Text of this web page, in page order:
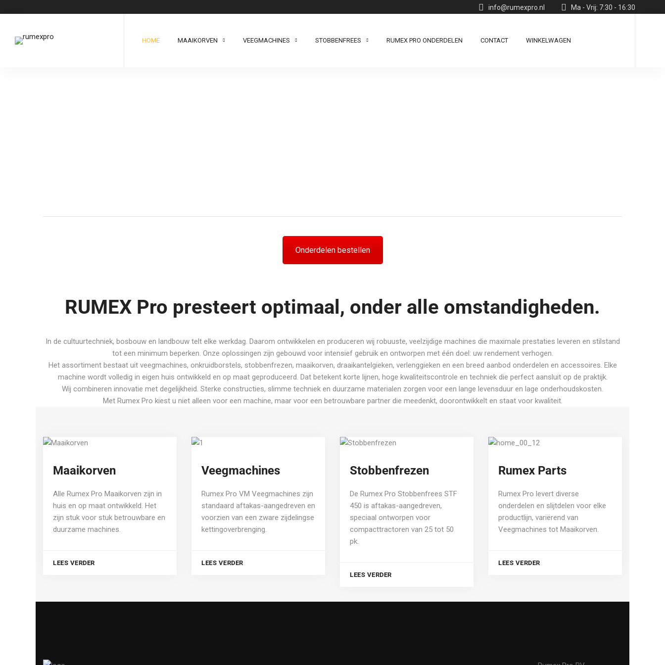
info@rumexpro.nl Ma - Vrij: 7:30 - 16:30
HOME MAAIKORVEN VEEGMACHINES STOBBENFREES RUMEX PRO ONDERDELEN CONTACT WINKELWAGEN
Onderdelen bestellen
RUMEX Pro presteert optimaal, onder alle omstandigheden.
In de cultuurtechniek, bosbouw en landbouw telt elke werkdag. Daarom ontwikkelen en produceren wij robuuste, veelzijdige machines die maximale prestaties leveren en stilstand
tot een minimum beperken. Onze oplossingen zijn gebouwd voor intensief gebruik en ontworpen met één doel: uw rendement verhogen.
Het assortiment bestaat uit veegmachines, onkruidborstels, stobbenfrezen, maaikorven, draaikantelgieken, verlenggieken en een breed aanbod onderdelen en accessoires. Elke
machine wordt volledig in eigen huis ontwikkeld en op maat geproduceerd. Dat betekent korte lijnen, hoge kwaliteitscontrole en techniek die perfect aansluit op de praktijk.
Wij combineren innovatie met degelijkheid. Sterke constructies, slimme techniek en duurzame materialen zorgen voor een lange levensduur en lage onderhoudskosten.
Met Rumex Pro kiest u niet alleen voor een machine, maar voor een betrouwbare partner die meedenkt, doorontwikkelt en staat voor kwaliteit.
Maaikorven
Alle Rumex Pro Maaikorven zijn in
huis en op maat ontwikkeld. Het
zijn stuk voor stuk betrouwbare en
duurzame machines.
LEES VERDER
Veegmachines
Rumex Pro VM Veegmachines zijn
standaard aftakas-aangedreven en
voorzien van een zware zijdelingse
kettingoverbrenging.
LEES VERDER
Stobbenfrezen
De Rumex Pro Stobbenfrees STF
450 is aftakas-aangedreven,
speciaal ontworpen voor
compacttractoren van 25 tot 50
pk.
LEES VERDER
Rumex Parts
Rumex Pro levert diverse
onderdelen en slijtdelen voor elke
productlijn, variërend van
Veegmachines tot Maaikorven.
LEES VERDER